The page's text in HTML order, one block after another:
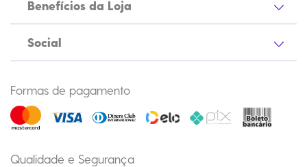
Benefícios da Loja
Social
Formas de pagamento
Qualidade e Segurança